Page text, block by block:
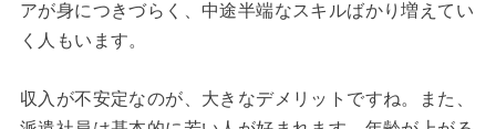
アが身につきづらく、中途半端なスキルばかり増えてい
く人もいます。
収入が不安定なのが、大きなデメリットですね。また、